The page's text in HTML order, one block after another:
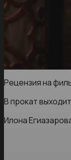
Рецензия на
В прокат
Илона